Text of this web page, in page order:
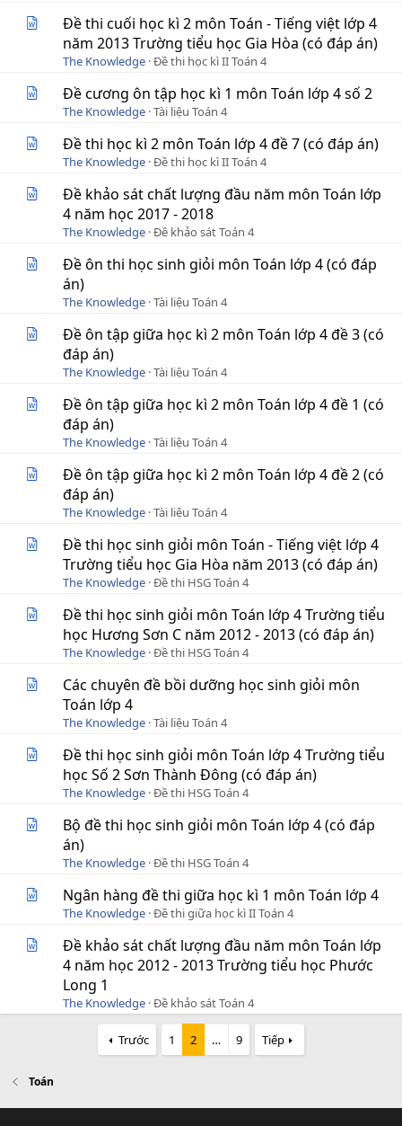
Đề thi cuối học kì 2 môn Toán - Tiếng việt lớp 4
năm 2013 Trường tiểu học Gia Hòa (có đáp án)
The Knowledge Đề thi học kì II Toán 4
Đề cương ôn tập học kì 1 môn Toán lớp 4 số 2
The Knowledge Tài liệu Toán 4
Đề thi học kì 2 môn Toán lớp 4 đề 7 (có đáp án)
The Knowledge Đề thi học kì II Toán 4
Đề khảo sát chất lượng đầu năm môn Toán lớp
4 năm học 2017 - 2018
The Knowledge Đề khảo sát Toán 4
Đề ôn thi học sinh giỏi môn Toán lớp 4 (có đáp
án)
The Knowledge Tài liệu Toán 4
Đề ôn tập giữa học kì 2 môn Toán lớp 4 đề 3 (có
đáp án)
The Knowledge Tài liệu Toán 4
Đề ôn tập giữa học kì 2 môn Toán lớp 4 đề 1 (có
đáp án)
The Knowledge Tài liệu Toán 4
Đề ôn tập giữa học kì 2 môn Toán lớp 4 đề 2 (có
đáp án)
The Knowledge Tài liệu Toán 4
Đề thi học sinh giỏi môn Toán - Tiếng việt lớp 4
Trường tiểu học Gia Hòa năm 2013 (có đáp án)
The Knowledge Đề thi HSG Toán 4
Đề thi học sinh giỏi môn Toán lớp 4 Trường tiểu
học Hương Sơn C năm 2012 - 2013 (có đáp án)
The Knowledge Đề thi HSG Toán 4
Các chuyên đề bồi dưỡng học sinh giỏi môn
Toán lớp 4
The Knowledge Tài liệu Toán 4
Đề thi học sinh giỏi môn Toán lớp 4 Trường tiểu
học Số 2 Sơn Thành Đông (có đáp án)
The Knowledge Đề thi HSG Toán 4
Bộ đề thi học sinh giỏi môn Toán lớp 4 (có đáp
án)
The Knowledge Đề thi HSG Toán 4
Ngân hàng đề thi giữa học kì 1 môn Toán lớp 4
The Knowledge Đề thi giữa học kì II Toán 4
Đề khảo sát chất lượng đầu năm môn Toán lớp
4 năm học 2012 - 2013 Trường tiểu học Phước
Long 1
The Knowledge Đề khảo sát Toán 4
Trước 1 2 … 9 Tiếp
Toán